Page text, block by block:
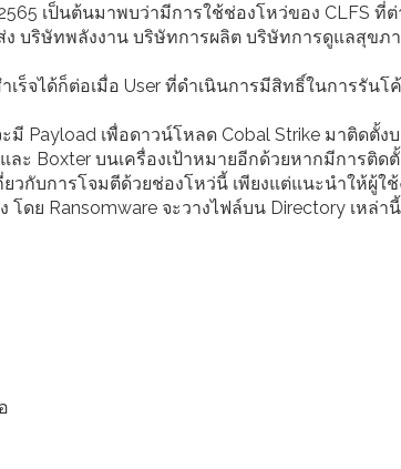
เป็นต้นมาพบว่ามีการใช้ช่องโหว่ของ CLFS ที่ต่
บริษัทพลังงาน บริษัทการผลิต บริษัทการดูแลสุข
ร็จได้ก็ต่อเมื่อ User ที่ดำเนินการมีสิทธิ์ในการรันโ
Payload เพื่อดาวน์โหลด Cobal Strike มาติดตั้ง
ะ Boxter บนเครื่องเป้าหมายอีกด้วยหากมีการติดตั้
วกับการโจมตีด้วยช่องโหว่นี้ เพียงแต่แนะนำให้ผู้ใ
โดย Ransomware จะวางไฟล์บน Directory เหล่านี้